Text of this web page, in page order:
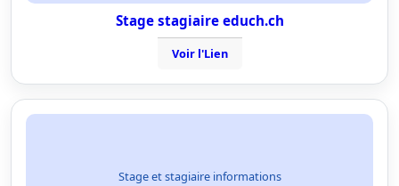
Stage stagiaire educh.ch
Voir l'Lien
Stage et stagiaire informations